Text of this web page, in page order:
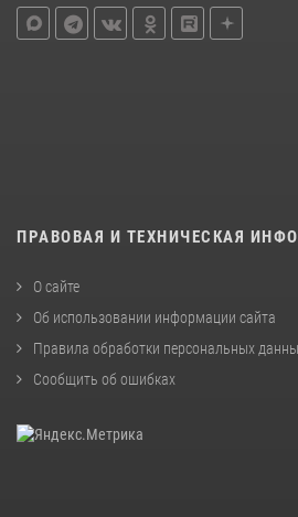
ПРАВОВАЯ И ТЕХНИЧЕСКАЯ
О сайте
Об использовании информации сайта
Правила обработки персональных
Сообщить об ошибках